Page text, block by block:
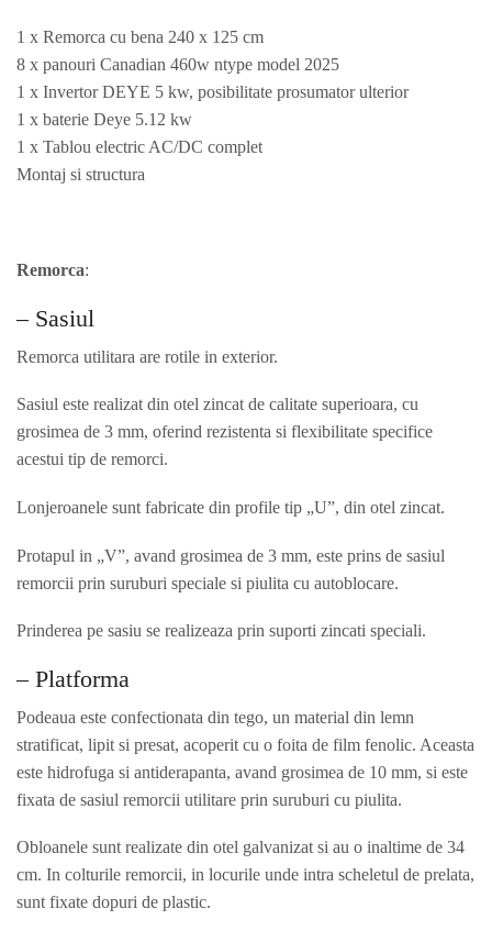
1 x Remorca cu bena 240 x 125 cm
8 x panouri Canadian 460w ntype model 2025
1 x Invertor DEYE 5 kw, posibilitate prosumator ulterior
1 x baterie Deye 5.12 kw
1 x Tablou electric AC/DC complet
Montaj si structura
Remorca:
– Sasiul
Remorca utilitara are rotile in exterior.
Sasiul este realizat din otel zincat de calitate superioara, cu
grosimea de 3 mm, oferind rezistenta si flexibilitate specifice
acestui tip de remorci.
Lonjeroanele sunt fabricate din profile tip „U”, din otel zincat.
Protapul in „V”, avand grosimea de 3 mm, este prins de sasiul
remorcii prin suruburi speciale si piulita cu autoblocare.
Prinderea pe sasiu se realizeaza prin suporti zincati speciali.
– Platforma
Podeaua este confectionata din tego, un material din lemn
stratificat, lipit si presat, acoperit cu o foita de film fenolic. Aceasta
este hidrofuga si antiderapanta, avand grosimea de 10 mm, si este
fixata de sasiul remorcii utilitare prin suruburi cu piulita.
Obloanele sunt realizate din otel galvanizat si au o inaltime de 34
cm. In colturile remorcii, in locurile unde intra scheletul de prelata,
sunt fixate dopuri de plastic.